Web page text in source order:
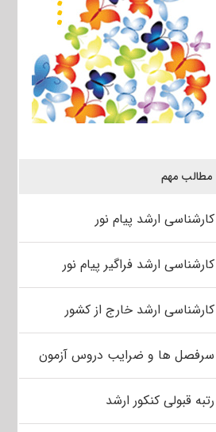
مطالب مهم
کارشناسی ارشد پیام نور
کارشناسی ارشد فراگیر پیام نور
کارشناسی ارشد خارج از کشور
سرفصل ها و ضرایب دروس آزمون
رتبه قبولی کنکور ارشد